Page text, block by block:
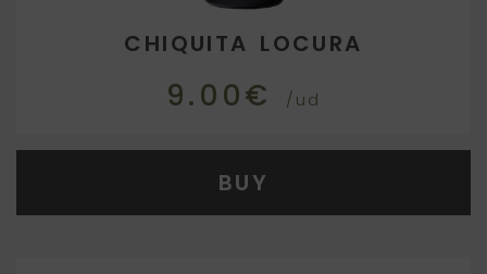
CHIQUITA LOCURA
9.00€ /ud
BUY